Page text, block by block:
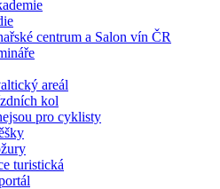
centrum a Salon vín ČR
areál
kol
pro cyklisty
turistická